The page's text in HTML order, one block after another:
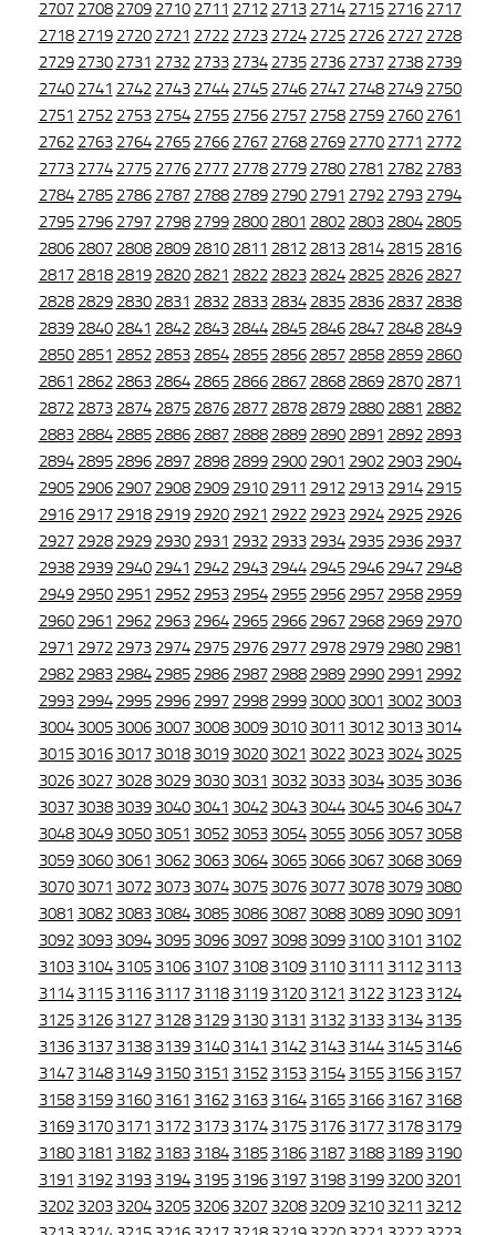
2707 2708 2709 2710 2711 2712 2713 2714 2715 2716 2717
2718 2719 2720 2721 2722 2723 2724 2725 2726 2727 2728
2729 2730 2731 2732 2733 2734 2735 2736 2737 2738 2739
2740 2741 2742 2743 2744 2745 2746 2747 2748 2749 2750
2751 2752 2753 2754 2755 2756 2757 2758 2759 2760 2761
2762 2763 2764 2765 2766 2767 2768 2769 2770 2771 2772
2773 2774 2775 2776 2777 2778 2779 2780 2781 2782 2783
2784 2785 2786 2787 2788 2789 2790 2791 2792 2793 2794
2795 2796 2797 2798 2799 2800 2801 2802 2803 2804 2805
2806 2807 2808 2809 2810 2811 2812 2813 2814 2815 2816
2817 2818 2819 2820 2821 2822 2823 2824 2825 2826 2827
2828 2829 2830 2831 2832 2833 2834 2835 2836 2837 2838
2839 2840 2841 2842 2843 2844 2845 2846 2847 2848 2849
2850 2851 2852 2853 2854 2855 2856 2857 2858 2859 2860
2861 2862 2863 2864 2865 2866 2867 2868 2869 2870 2871
2872 2873 2874 2875 2876 2877 2878 2879 2880 2881 2882
2883 2884 2885 2886 2887 2888 2889 2890 2891 2892 2893
2894 2895 2896 2897 2898 2899 2900 2901 2902 2903 2904
2905 2906 2907 2908 2909 2910 2911 2912 2913 2914 2915
2916 2917 2918 2919 2920 2921 2922 2923 2924 2925 2926
2927 2928 2929 2930 2931 2932 2933 2934 2935 2936 2937
2938 2939 2940 2941 2942 2943 2944 2945 2946 2947 2948
2949 2950 2951 2952 2953 2954 2955 2956 2957 2958 2959
2960 2961 2962 2963 2964 2965 2966 2967 2968 2969 2970
2971 2972 2973 2974 2975 2976 2977 2978 2979 2980 2981
2982 2983 2984 2985 2986 2987 2988 2989 2990 2991 2992
2993 2994 2995 2996 2997 2998 2999 3000 3001 3002 3003
3004 3005 3006 3007 3008 3009 3010 3011 3012 3013 3014
3015 3016 3017 3018 3019 3020 3021 3022 3023 3024 3025
3026 3027 3028 3029 3030 3031 3032 3033 3034 3035 3036
3037 3038 3039 3040 3041 3042 3043 3044 3045 3046 3047
3048 3049 3050 3051 3052 3053 3054 3055 3056 3057 3058
3059 3060 3061 3062 3063 3064 3065 3066 3067 3068 3069
3070 3071 3072 3073 3074 3075 3076 3077 3078 3079 3080
3081 3082 3083 3084 3085 3086 3087 3088 3089 3090 3091
3092 3093 3094 3095 3096 3097 3098 3099 3100 3101 3102
3103 3104 3105 3106 3107 3108 3109 3110 3111 3112 3113
3114 3115 3116 3117 3118 3119 3120 3121 3122 3123 3124
3125 3126 3127 3128 3129 3130 3131 3132 3133 3134 3135
3136 3137 3138 3139 3140 3141 3142 3143 3144 3145 3146
3147 3148 3149 3150 3151 3152 3153 3154 3155 3156 3157
3158 3159 3160 3161 3162 3163 3164 3165 3166 3167 3168
3169 3170 3171 3172 3173 3174 3175 3176 3177 3178 3179
3180 3181 3182 3183 3184 3185 3186 3187 3188 3189 3190
3191 3192 3193 3194 3195 3196 3197 3198 3199 3200 3201
3202 3203 3204 3205 3206 3207 3208 3209 3210 3211 3212